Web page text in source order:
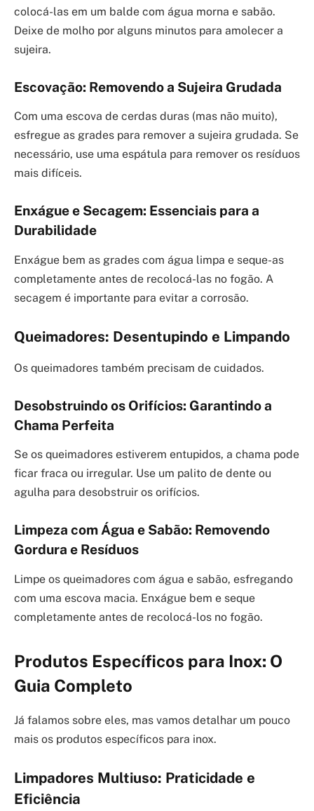
colocá-las em um balde com água morna e sabão.
Deixe de molho por alguns minutos para amolecer a
sujeira.
Escovação: Removendo a Sujeira Grudada
Com uma escova de cerdas duras (mas não muito),
esfregue as grades para remover a sujeira grudada. Se
necessário, use uma espátula para remover os resíduos
mais difíceis.
Enxágue e Secagem: Essenciais para a
Durabilidade
Enxágue bem as grades com água limpa e seque-as
completamente antes de recolocá-las no fogão. A
secagem é importante para evitar a corrosão.
Queimadores: Desentupindo e Limpando
Os queimadores também precisam de cuidados.
Desobstruindo os Orifícios: Garantindo a
Chama Perfeita
Se os queimadores estiverem entupidos, a chama pode
ficar fraca ou irregular. Use um palito de dente ou
agulha para desobstruir os orifícios.
Limpeza com Água e Sabão: Removendo
Gordura e Resíduos
Limpe os queimadores com água e sabão, esfregando
com uma escova macia. Enxágue bem e seque
completamente antes de recolocá-los no fogão.
Produtos Específicos para Inox: O
Guia Completo
Já falamos sobre eles, mas vamos detalhar um pouco
mais os produtos específicos para inox.
Limpadores Multiuso: Praticidade e
Eficiência